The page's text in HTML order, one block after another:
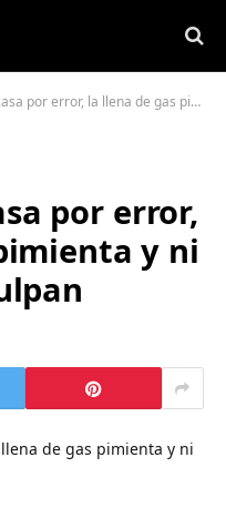
la llena de gas pimienta y ni siquiera se disculpan
por error,
y ni